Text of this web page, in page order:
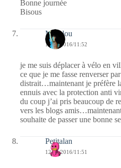
Bonne journée
Bisous
Marylou
12/09/2016/11:52
je me suis déplacer à vélo en
ce que je me fasse renverser
distrait…maintenant je préfère
ennuis avec la protection anti
du coup j’ai pris beaucoup de
vers les blogs
souhaite de passer une bonne
Petitalan
12/09/2016/11:51